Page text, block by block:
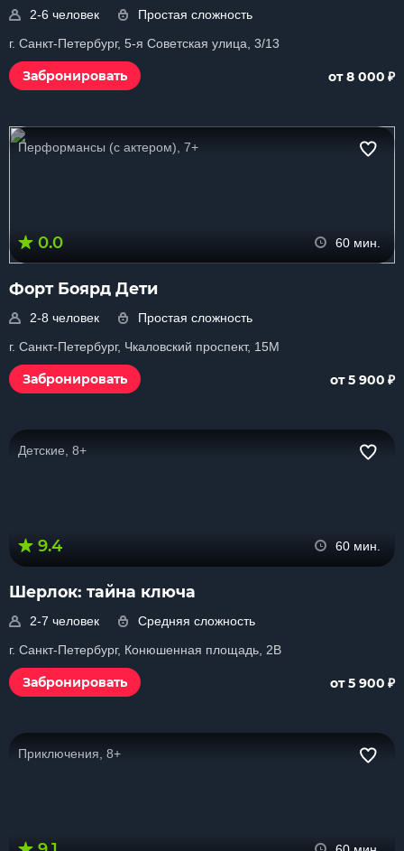
2-6 человек
Простая сложность
г. Санкт-Петербург, 5-я Советская улица, 3/13
Забронировать от 8 000 ₽
Перформансы (с актером), 7+
0.0 60 мин.
Форт Боярд Дети
2-8 человек
Простая сложность
г. Санкт-Петербург, Чкаловский проспект, 15М
Забронировать от 5 900 ₽
Детские, 8+
9.4 60 мин.
Шерлок: тайна ключа
2-7 человек
Средняя сложность
г. Санкт-Петербург, Конюшенная площадь, 2В
Забронировать от 5 900 ₽
Приключения, 8+